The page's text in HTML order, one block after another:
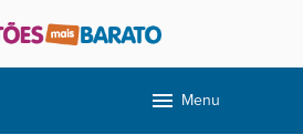
menu Menu